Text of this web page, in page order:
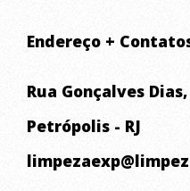
Endereço +
Rua Gonçalves
Petrópolis - RJ